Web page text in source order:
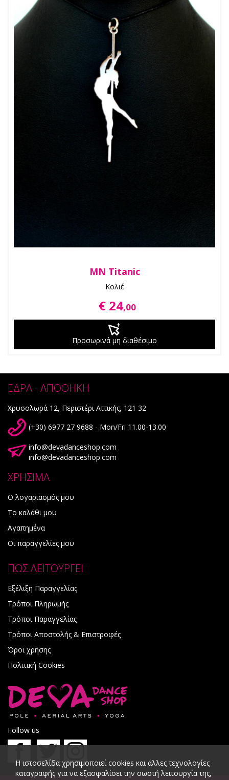
MN Titanic
Κολιέ
€ 24,00
Προσωρινά μη διαθέσιμο
ΕΔΡΑ - ΑΠΟΘΗΚΗ
Χρυσολωρά 12, Περιστέρι Αττικής, 121 32
(+30) 6977 27 9688 - Mon/Fri 11.00-13.00
info@devadanceshop.com
info@devadanceshop.com
ΧΡΗΣΙΜΑ
Ο λογαριασμός μου
Το καλάθι μου
Αγαπημένα
Οι παραγγελίες μου
ΠΩΣ ΛΕΙΤΟΥΡΓΕΙ
Εξέλιξη Παραγγελίας
Τρόποι Πληρωμής
Τρόποι Παραγγελίας
Τρόποι Αποστολής & Επιστροφές
Όροι χρήσης
Πολιτική Cookies
Follow us
Η ιστοσελίδα χρησιμοποιεί cookies και άλλες τεχνολογίες
καταγραφής για να εξασφαλίσει την σωστή λειτουργία της,